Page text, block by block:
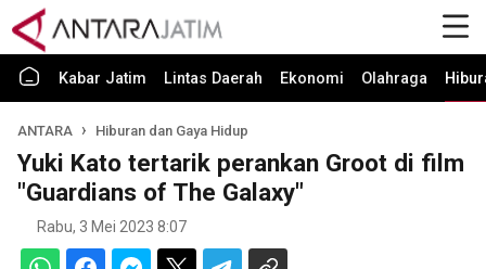
Kabar Jatim Lintas Daerah Ekonomi Olahraga
ANTARA Hiburan dan Gaya Hidup
Yuki Kato tertarik perankan Groot di film
"Guardians of The Galaxy"
Rabu, 3 Mei 2023 8:07